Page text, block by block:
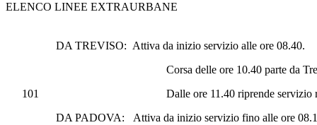
ELENCO LINEE EXTRAURBANE
101
DA TREVISO: Attiva da inizio servizio alle ore 08.40.
Corsa delle ore 10.40 parte da Treviso
Dalle ore 11.40 riprende servizio
DA PADOVA: Attiva da inizio servizio fino alle ore